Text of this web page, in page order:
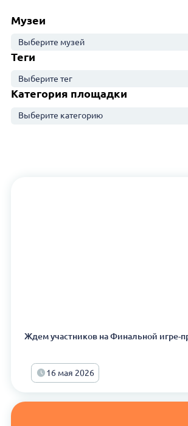
Музеи
Выберите музей
Теги
Выберите тег
Категория площадки
Выберите категорию
Ждем участников на Финальной игре-
16 мая 2026